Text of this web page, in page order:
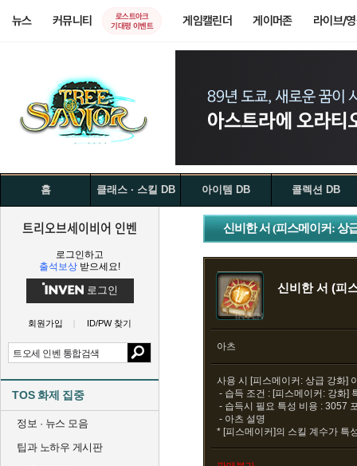
뉴스 커뮤니티
로스트아크
기대평 이벤트
게임캘린더 게이머존 라이브/
홈 클래스 · 스킬 DB 아이템 DB 콜렉션 DB
트리오브세이비어 인벤
로그인하고
출석보상 받으세요!
로그인
회원가입 ID/PW 찾기
TOS 화제 집중
정보 · 뉴스 모음
팁과 노하우 게시판
신비한 서 (피스메이커: 상
신비한 서 (피
아츠
사용 시 [피스메이커: 상급 강화]
- 습득 조건 : [피스메이커: 강화]
- 습득시 필요 특성 비용 : 3057
- 아츠 설명
* [피스메이커]의 스킬 계수가 특